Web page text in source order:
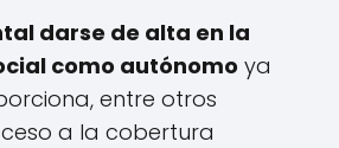
darse de alta en la
como autónomo ya
entre otros
a la cobertura